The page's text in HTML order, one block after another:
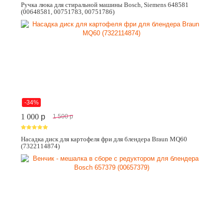
Ручка люка для стиральной машины Bosch, Siemens 648581
(00648581, 00751783, 00751786)
-34%
1 000 p 1 500 p
Насадка диск для картофеля фри для блендера Braun MQ60
(7322114874)